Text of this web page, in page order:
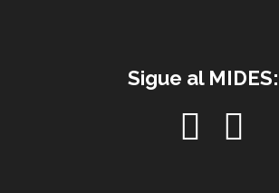
Sigue al MIDES: